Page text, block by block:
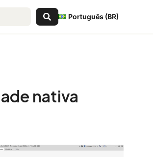
Português (BR)
nativa